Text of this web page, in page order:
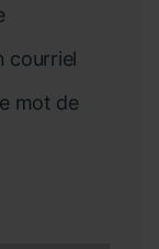
courriel
mot de